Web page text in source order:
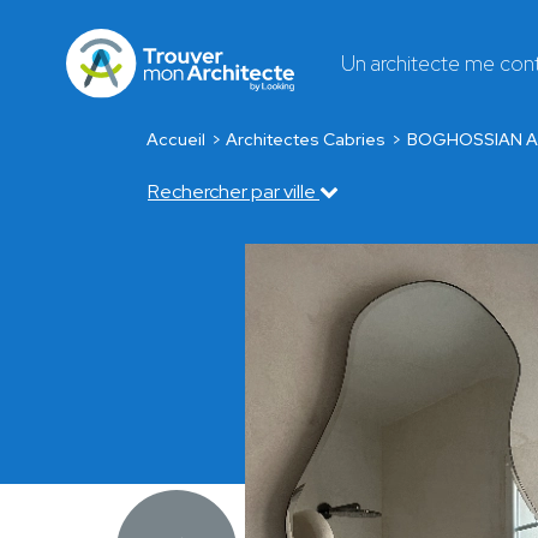
Un architecte me
Accueil Architectes Cabries BOGHOSSIAN
Rechercher par ville